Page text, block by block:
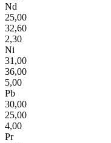
Nd
25,00
32,60
2,30
Ni
31,00
36,00
5,00
Pb
30,00
25,00
4,00
Pr